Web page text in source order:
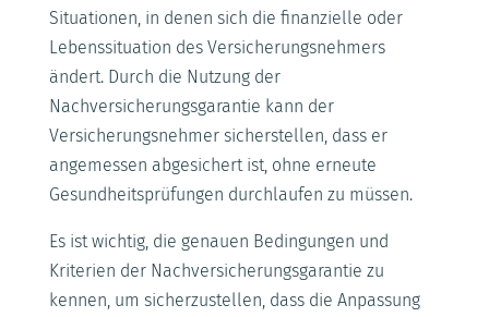
Situationen, in denen sich die finanzielle oder
Lebenssituation des Versicherungsnehmers
ändert. Durch die Nutzung der
Nachversicherungsgarantie kann der
Versicherungsnehmer sicherstellen, dass er
angemessen abgesichert ist, ohne erneute
Gesundheitsprüfungen durchlaufen zu müssen.
Es ist wichtig, die genauen Bedingungen und
Kriterien der Nachversicherungsgarantie zu
kennen, um sicherzustellen, dass die Anpassung